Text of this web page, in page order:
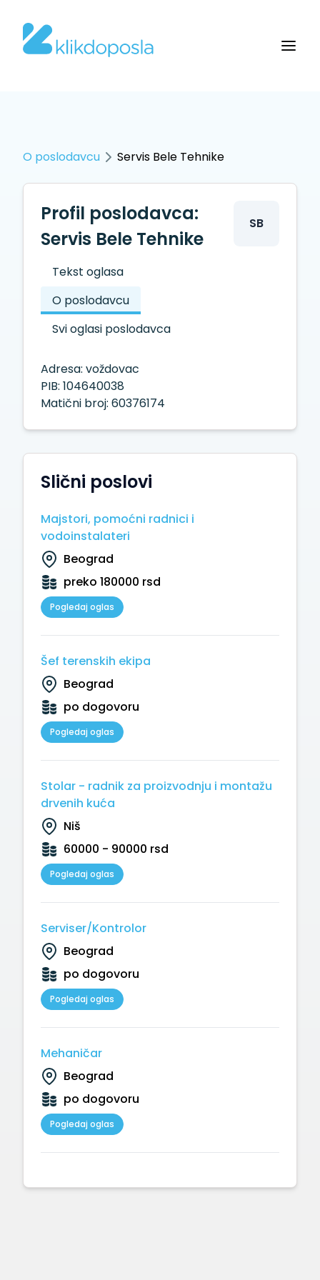
O poslodavcu Servis Bele Tehnike
Profil poslodavca:
Servis Bele Tehnike
SB
Tekst oglasa
O poslodavcu
Svi oglasi poslodavca
Adresa: voždovac
PIB: 104640038
Matični broj: 60376174
Slični poslovi
Majstori, pomoćni radnici i
vodoinstalateri
Beograd
preko 180000 rsd
Pogledaj oglas
Šef terenskih ekipa
Beograd
po dogovoru
Pogledaj oglas
Stolar - radnik za proizvodnju i montažu
drvenih kuća
Niš
60000 - 90000 rsd
Pogledaj oglas
Serviser/Kontrolor
Beograd
po dogovoru
Pogledaj oglas
Mehaničar
Beograd
po dogovoru
Pogledaj oglas